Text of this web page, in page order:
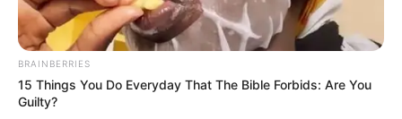
BRAINBERRIES
15 Things You Do Everyday That The Bible Forbids: Are You
Guilty?